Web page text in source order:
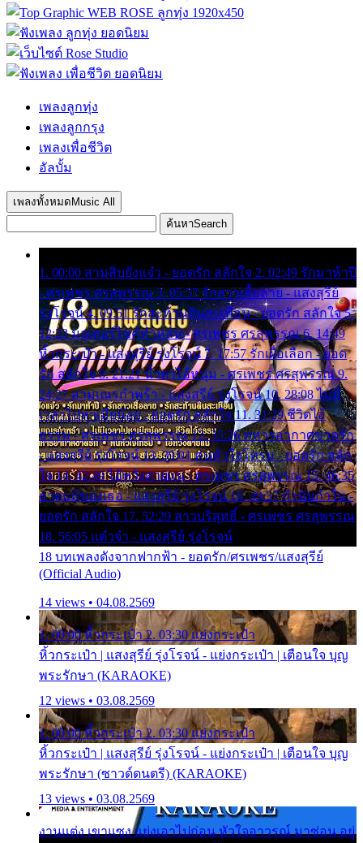
เพลงลูกทุ่ง
เพลงลูกกรุง
เพลงเพื่อชีวิต
อัลบั้ม
เพลงทั้งหมด Music All
ค้นหาSearch
1. 00:00 สามสิบยังแจ๋ว - ยอดรัก สลักใจ 2. 02:49 รักมาห้าปี
- ศรเพชร ศรสุพรรณ 3. 05:57 รักสาวเสื้อลาย - แสงสุรีย์
รุ่งโรจน์ 4. 09:51 รักสะท้านดินสะเทือน - ยอดรัก สลักใจ 5.
12:23 มอเตอร์ไซค์ทำหล่น - ศรเพชร ศรสุพรรณ 6. 14:49
หิ้วกระเป๋า - แสงสุรีย์ รุ่งโรจน์ 7. 17:57 รักเผื่อเลือก - ยอด
รัก สลักใจ 8. 21:21 น้ำตาไอ้หนุ่ม - ศรเพชร ศรสุพรรณ 9.
24:27 สามเณรกำพร้า - แสงสุรีย์ รุ่งโรจน์ 10. 28:08 ไม่มี
เวลาไปหาเมียน้อย - ยอดรัก สลักใจ 11. 31:29 ชีวิตไอ้
ธรรม - ศรเพชร ศรสุพรรณ 12. 35:26 ทหารอากาศขาดรัก
- แสงสุรีย์ รุ่งโรจน์ 13. 39:01 คนหัวใจโทรม - ยอดรัก สลัก
ใจ 14. 42:49 ไอ้หวังตายแน่ - ศรเพชร ศรสุพรรณ 15. 46:35
ธาตุแท้ของเธอ - แสงสุรีย์ รุ่งโรจน์ 16. 49:57 กำนันกำใน -
ยอดรัก สลักใจ 17. 52:29 สาวบริสุทธิ์ - ศรเพชร ศรสุพรรณ
18. 56:05 แต๋วจ๋า - แสงสุรีย์ รุ่งโรจน์
18 บทเพลงดังจากฟากฟ้า - ยอดรัก/ศรเพชร/แสงสุรีย์
(Official Audio)
14 views • 04.08.2569
1. 00:00 หิ้วกระเป๋า 2. 03:30 แย่งกระเป๋า
หิ้วกระเป๋า | แสงสุรีย์ รุ่งโรจน์ - แย่งกระเป๋า | เตือนใจ บุญ
พระรักษา (KARAOKE)
12 views • 03.08.2569
1. 00:00 หิ้วกระเป๋า 2. 03:30 แย่งกระเป๋า
หิ้วกระเป๋า | แสงสุรีย์ รุ่งโรจน์ - แย่งกระเป๋า | เตือนใจ บุญ
พระรักษา (ซาวด์ดนตรี) (KARAOKE)
13 views • 03.08.2569
งานแต่ง เขาแซง แย่งเอาไปก่อน หัวใจอาวรณ์ มาซ่อน อยู่